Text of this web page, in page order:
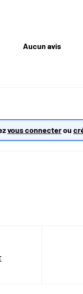
Aucun avis
vous connecterou